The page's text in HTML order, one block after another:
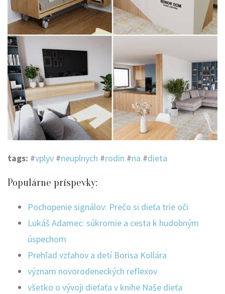
tags: #vplyv #neuplnych #rodin #na #dieta
Populárne príspevky:
Pochopenie signálov: Prečo si dieťa trie oči
Lukáš Adamec: súkromie a cesta k hudobným
úspechom
Prehľad vzťahov a detí Borisa Kollára
význam novorodeneckých reflexov
všetko o vývoji dieťaťa v knihe Naše dieťa